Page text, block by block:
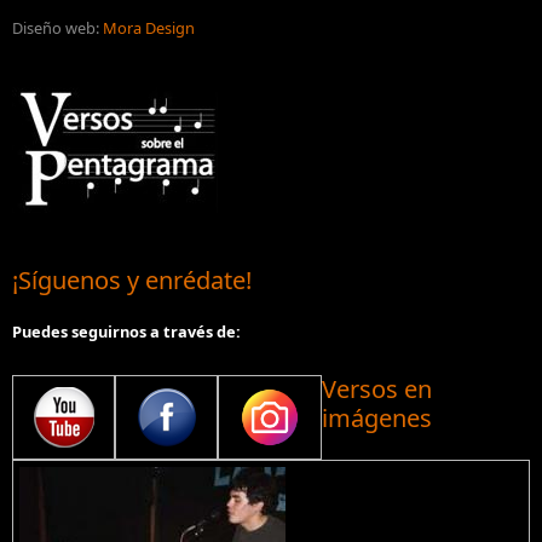
Diseño web: Mora Design
¡Síguenos y enrédate!
Puedes seguirnos a través de:
Versos en
imágenes